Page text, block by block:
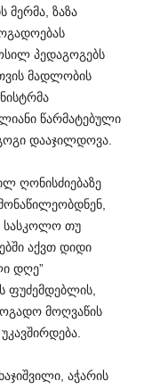
მერმა, ზაზა
პედაგოგებს
მადლობის
წარმატებული
დააჯილდოვა.
ღონისძიებაზე
სასკოლო თუ
აქვთ დიდი
დღე”
ფუძემდებლის,
მოღვაწის
აჭარის